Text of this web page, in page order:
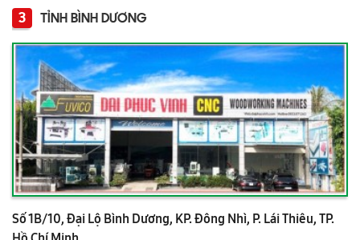
3 TỈNH BÌNH DƯƠNG
Số 1B/10, Đại Lộ Bình Dương, KP. Đông Nhì, P. Lái Thiêu, TP.